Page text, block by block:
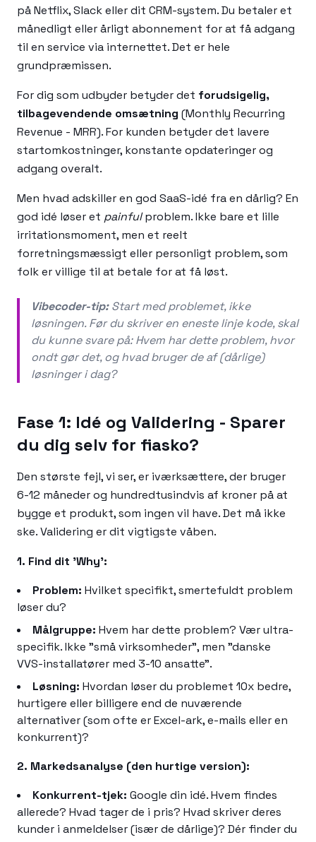
på Netflix, Slack eller dit CRM-system. Du betaler et
månedligt eller årligt abonnement for at få adgang
til en service via internettet. Det er hele
grundpræmissen.
For dig som udbyder betyder det forudsigelig,
tilbagevendende omsætning (Monthly Recurring
Revenue - MRR). For kunden betyder det lavere
startomkostninger, konstante opdateringer og
adgang overalt.
Men hvad adskiller en god SaaS-idé fra en dårlig? En
god idé løser et painfulproblem. Ikke bare et lille
irritationsmoment, men et reelt
forretningsmæssigt eller personligt problem, som
folk er villige til at betale for at få løst.
Vibecoder-tip:Start med problemet, ikke
løsningen. Før du skriver en eneste linje kode, skal
du kunne svare på: Hvem har dette problem, hvor
ondt gør det, og hvad bruger de af (dårlige)
løsninger i dag?
Fase 1: Idé og Validering - Sparer
du dig selv for fiasko?
Den største fejl, vi ser, er iværksættere, der bruger
6-12 måneder og hundredtusindvis af kroner på at
bygge et produkt, som ingen vil have. Det må ikke
ske. Validering er dit vigtigste våben.
1. Find dit 'Why':
Problem: Hvilket specifikt, smertefuldt problem
løser du?
Målgruppe: Hvem har dette problem? Vær ultra-
specifik. Ikke "små virksomheder", men "danske
VVS-installatører med 3-10 ansatte".
Løsning: Hvordan løser du problemet 10x bedre,
hurtigere eller billigere end de nuværende
alternativer (som ofte er Excel-ark, e-mails eller en
konkurrent)?
2. Markedsanalyse (den hurtige version):
Konkurrent-tjek: Google din idé. Hvem findes
allerede? Hvad tager de i pris? Hvad skriver deres
kunder i anmeldelser (især de dårlige)? Dér finder du